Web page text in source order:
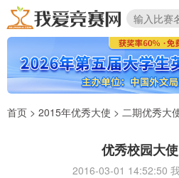
首页 > 2015年优秀大使 > 二期优秀大
优秀校园大
2016-03-01 14:52:50